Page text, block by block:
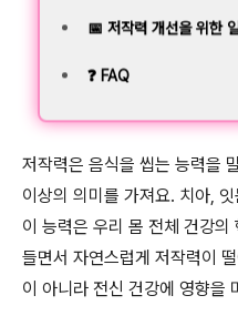
📅 저작력 개선을 위한
❓ FAQ
저작력은 음식을 씹는 능력을
이상의 의미를 가져요. 치아,
이 능력은 우리 몸 전체 건강
들면서 자연스럽게 저작력이
이 아니라 전신 건강에 영향을